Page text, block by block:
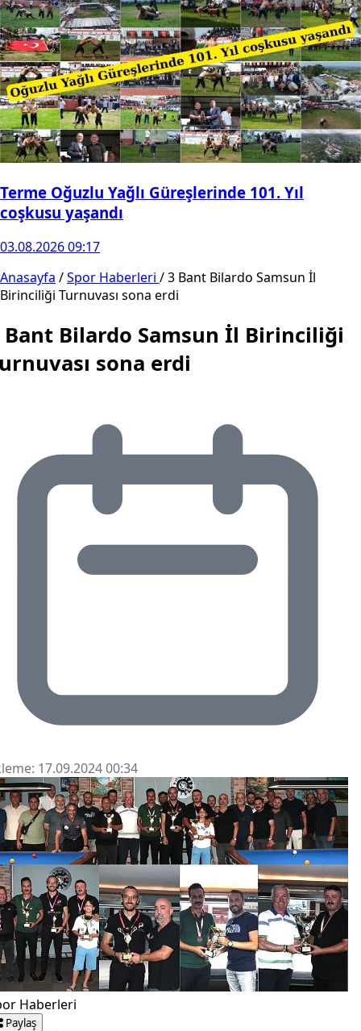
Terme Oğuzlu Yağlı Güreşlerinde 101. Yıl
coşkusu yaşandı
03.08.2026 09:17
Anasayfa /Spor Haberleri /3 Bant Bilardo Samsun İl
Birinciliği Turnuvası sona erdi
Bant Bilardo Samsun İl Birinciliği
sona erdi
17.09.2024 00:34
Haberleri
Paylaş